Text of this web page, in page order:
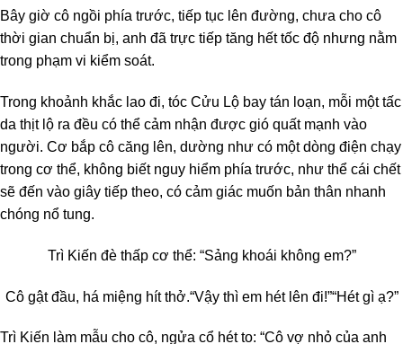
Bây giờ cô ngồi phía trước, tiếp tục lên đường, chưa cho cô
thời gian chuẩn bị, anh đã trực tiếp tăng hết tốc độ nhưng nằm
trong phạm vi kiểm soát.
Trong khoảnh khắc lao đi, tóc Cửu Lộ bay tán loạn, mỗi một tấc
da thịt lộ ra đều có thể cảm nhận được gió quất mạnh vào
người. Cơ bắp cô căng lên, dường như có một dòng điện chạy
trong cơ thể, không biết nguy hiểm phía trước, như thể cái chết
sẽ đến vào giây tiếp theo, có cảm giác muốn bản thân nhanh
chóng nổ tung.
Trì Kiến đè thấp cơ thể: “Sảng khoái không em?”
Cô gật đầu, há miệng hít thở.“Vậy thì em hét lên đi!”“Hét gì ạ?”
Trì Kiến làm mẫu cho cô, ngửa cổ hét to: “Cô vợ nhỏ của anh